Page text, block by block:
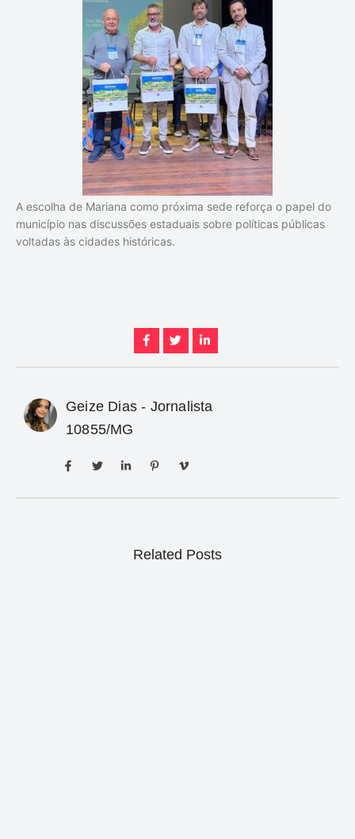
A escolha de Mariana como próxima sede reforça o papel do
município nas discussões estaduais sobre políticas públicas
voltadas às cidades históricas.
Geize Dias - Jornalista
10855/MG
Related Posts